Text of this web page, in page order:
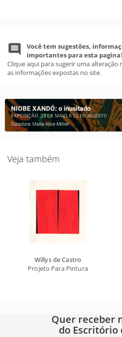
Você tem sugestões,
importantes para esta
Clique aqui para sugerir uma
as informações expostas no site.
Veja também
Willys de Castro
Projeto Para Pintura
Quer receber
do Escritório